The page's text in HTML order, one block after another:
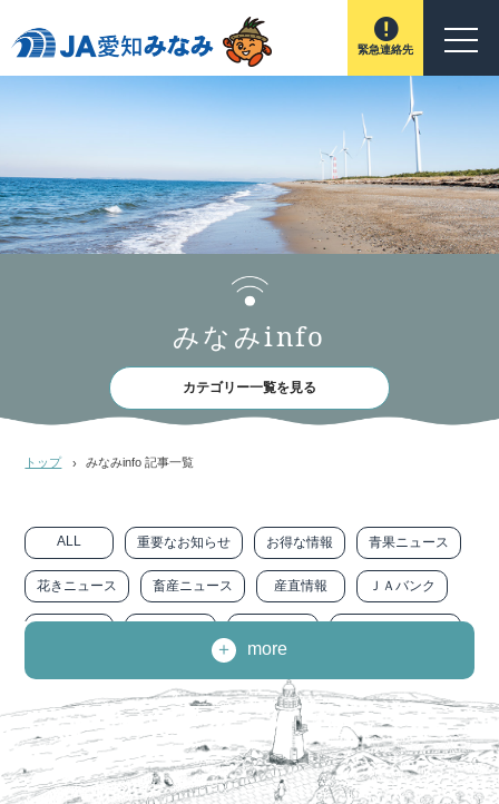
緊急連絡先
みなみinfo
カテゴリー一覧を見る
トップ みなみinfo 記事一覧
ALL 重要なお知らせ お得な情報 青果ニュース
花きニュース 畜産ニュース 産直情報 ＪＡバンク
ニュースリリース その他
more